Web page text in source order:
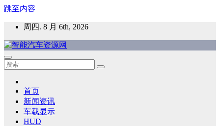
跳至内容
周四. 8 月 6th, 2026
智能汽车资源网
智能表面，智能内饰，新能源汽车，HMI，人车交互，智能车
首页
新闻资讯
车载显示
HUD